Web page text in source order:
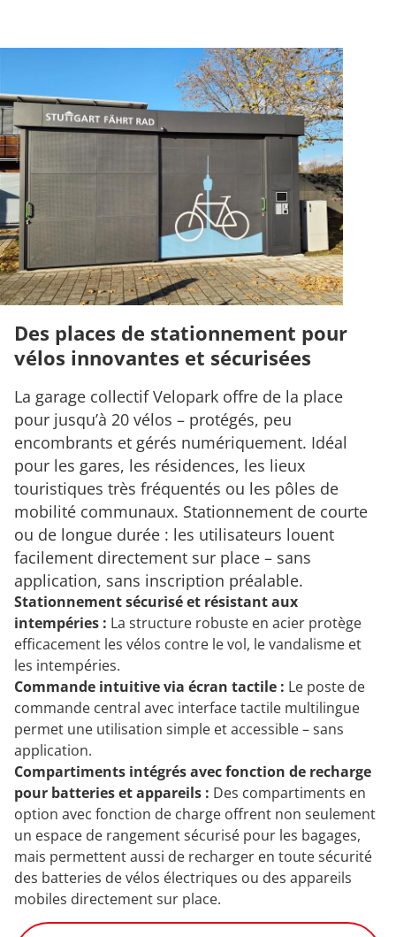
Des places de stationnement pour
vélos innovantes et sécurisées
La garage collectif Velopark offre de la place
pour jusqu’à 20 vélos – protégés, peu
encombrants et gérés numériquement. Idéal
pour les gares, les résidences, les lieux
touristiques très fréquentés ou les pôles de
mobilité communaux. Stationnement de courte
ou de longue durée : les utilisateurs louent
facilement directement sur place – sans
application, sans inscription préalable.
Stationnement sécurisé et résistant aux
intempéries : La structure robuste en acier protège
efficacement les vélos contre le vol, le vandalisme et
les intempéries.
Commande intuitive via écran tactile : Le poste de
commande central avec interface tactile multilingue
permet une utilisation simple et accessible – sans
application.
Compartiments intégrés avec fonction de recharge
pour batteries et appareils : Des compartiments en
option avec fonction de charge offrent non seulement
un espace de rangement sécurisé pour les bagages,
mais permettent aussi de recharger en toute sécurité
des batteries de vélos électriques ou des appareils
mobiles directement sur place.